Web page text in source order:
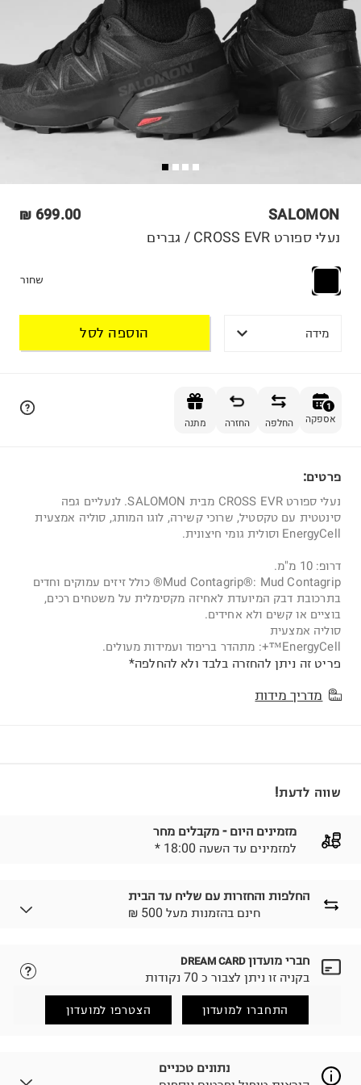
SALOMON
699.00 ₪
נעלי ספורט CROSS EVR / גברים
שחור
מידה הוספה לסל
1
אספקה החלפה החזרה מתנה
פרטים:
נעלי ספורט CROSS EVR מבית SALOMON. לנעליים גפה
סינטטית עם טקסטיל, שרוכי קשירה, לוגו המותג, סוליה אמצעית
EnergyCell וסולית גומי חיצונית.
דרופ: 10 מ"מ.
Mud Contagrip®: Mud Contagrip® כולל זיזים עמוקים וחדים
בתרכובת דבק המיועדת לאחיזה מקסימלית על משטחים רכים,
בוציים או קשים ולא אחידים.
סוליה אמצעית
EnergyCell™+: מתהדר בריפוד ועמידות מעולים.
פריט זה ניתן להחזרה בלבד ולא להחלפה*
מדריך מידות
שווה לדעת!
החלפות והחזרות עם שליח עד הבית
₪ חינם בהזמנות מעל 500
לבחירת בשיטת המשלוח המתאימה לכם,
הזמנתם והתחרטתם?
(במקום ב-19.9 ₪) לזמן מוגבל! חינם בהזמנות מעל 500 ₪.
למידע נא ללחוץ כאן
.
חברי מועדון DREAM CARD
בקניה זו ניתן לצבור כ 70 נקודות
התחברו למועדון הצטרפו למועדון
נתונים טכניים